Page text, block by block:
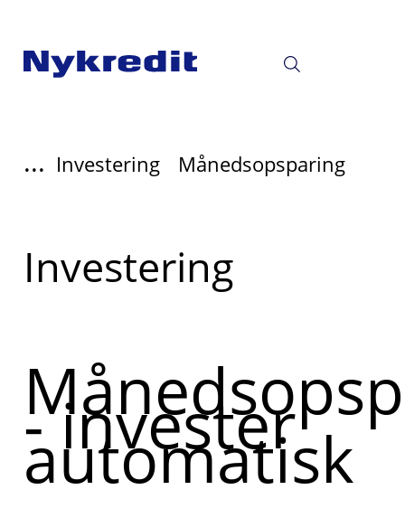
... Investering Månedsopsparing
Læs
mere
Investering
- invester
automatisk